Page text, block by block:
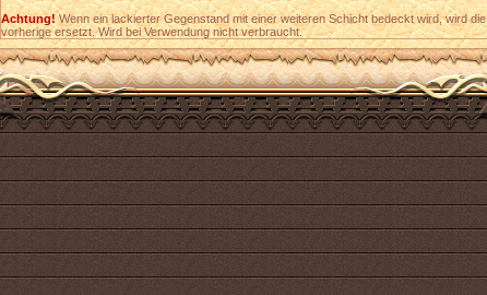
Achtung!Wenn ein lackierter Gegenstand mit einer weiteren Schicht bedeckt wird, wird die
vorherige ersetzt. Wird bei Verwendung nicht verbraucht.